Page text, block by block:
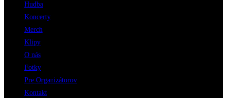
Hudba
Koncerty
Merch
Klipy
O nás
Fotky
Pre Organizátorov
Kontakt